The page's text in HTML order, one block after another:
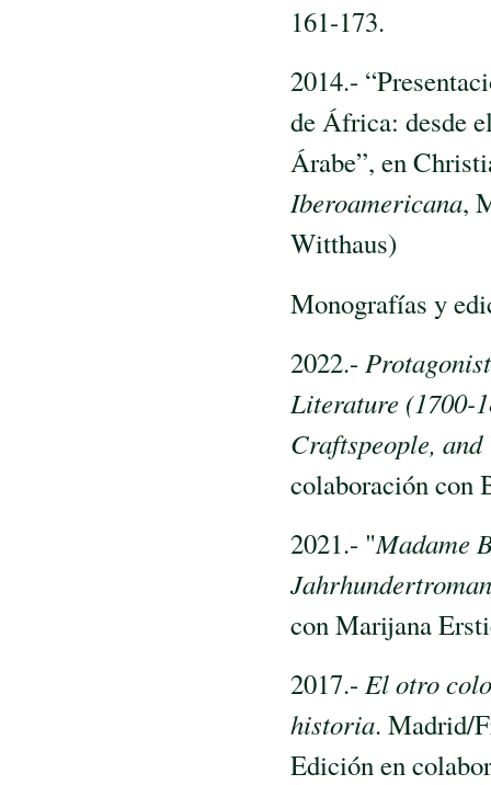
161-173.
2014.-
de África: desde
Árabe”, en
Iberoamericana,
Witthaus)
Monografías y
2022.-
Literature (1700-
Craftspeople,
colaboración con
2021.- "Madame
con Marijana
2017.- El otro
historia. Madrid/
Edición en